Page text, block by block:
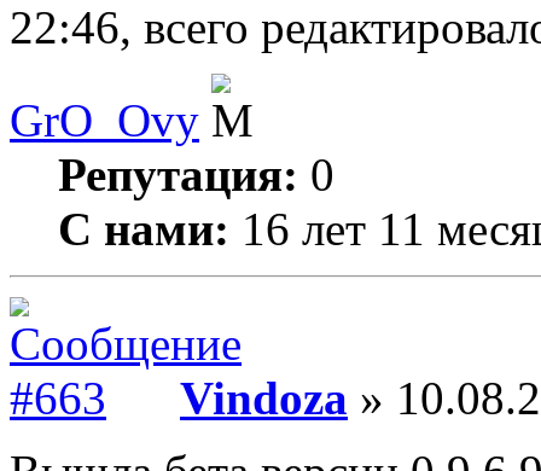
22:46, всего
GrO_Ovy
Репутация: 0
С нами: 16 лет 11
Vindoza »